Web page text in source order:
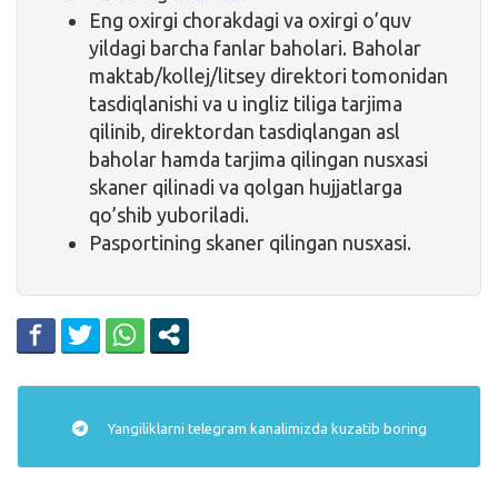
Eng oxirgi chorakdagi va oxirgi o’quv
yildagi barcha fanlar baholari. Baholar
maktab/kollej/litsey direktori tomonidan
tasdiqlanishi va u ingliz tiliga tarjima
qilinib, direktordan tasdiqlangan asl
baholar hamda tarjima qilingan nusxasi
skaner qilinadi va qolgan hujjatlarga
qo’shib yuboriladi.
Pasportining skaner qilingan nusxasi.
Yangiliklarni telegram kanalimizda kuzatib boring